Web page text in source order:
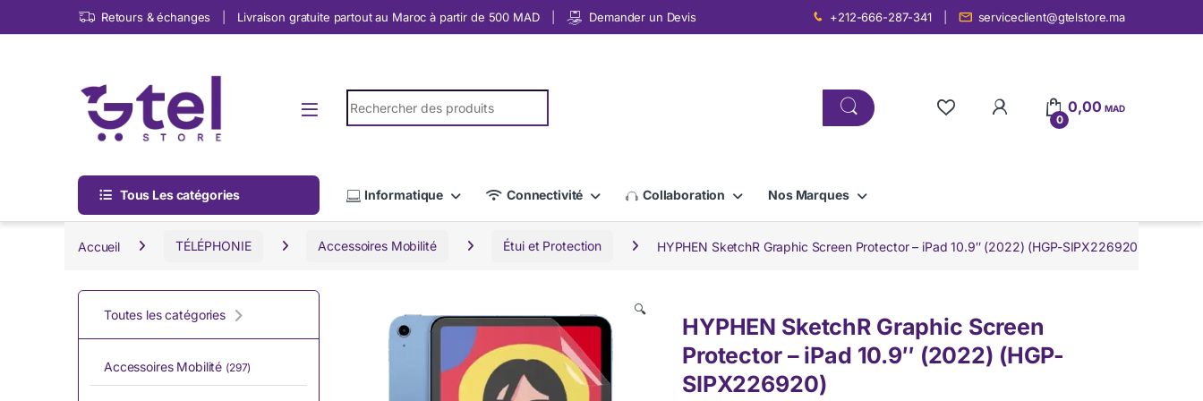
Skip to navigation
Skip to content Retours & échanges Livraison gratuite partout au Maroc à partir de 500 MAD Demander un Devis +212-666-287-341 serviceclient@gtelstore.ma
Search for:
0
0,00MAD
Tous Les catégories Informatique Connectivité Collaboration Nos Marques
Accueil TÉLÉPHONIE Accessoires Mobilité Étui et Protection HYPHEN SketchR Graphic Screen Protector – iPad 10.9″ (2022) (HGP-SIPX226920)
🔍
HYPHEN SketchR Graphic Screen
Protector – iPad 10.9″ (2022) (HGP-
SIPX226920)
Toutes les catégories
Accessoires Mobilité (297)